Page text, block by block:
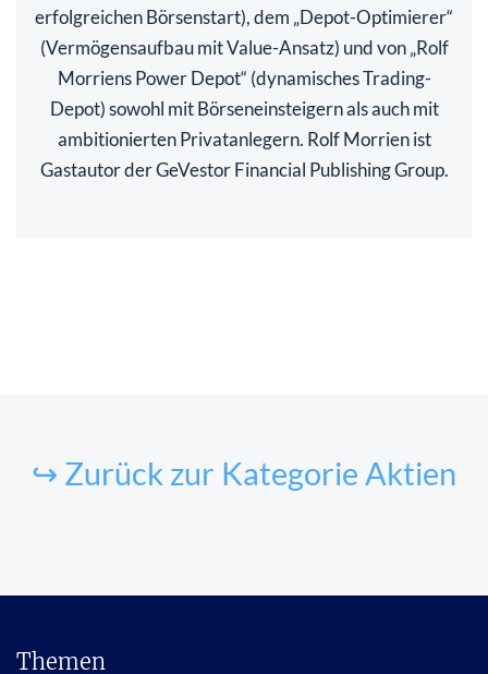
erfolgreichen Börsenstart), dem „Depot-Optimierer“
(Vermögensaufbau mit Value-Ansatz) und von „Rolf
Morriens Power Depot“ (dynamisches Trading-
Depot) sowohl mit Börseneinsteigern als auch mit
ambitionierten Privatanlegern. Rolf Morrien ist
Gastautor der GeVestor Financial Publishing Group.
↪ Zurück zur Kategorie Aktien
Themen